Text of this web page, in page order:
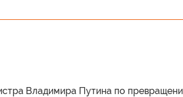
Владимира Путина по